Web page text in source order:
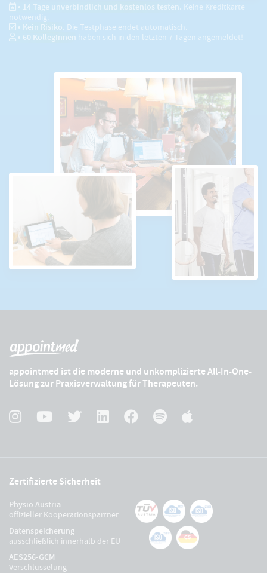
• 14 Tage unverbindlich und kostenlos testen. Keine Kreditkarte
notwendig.
• Kein Risiko. Die Testphase endet automatisch.
• 60 KollegInnen haben sich in den letzten 7 Tagen angemeldet!
appointmed ist die moderne und unkomplizierte All-In-One-
Lösung zur Praxisverwaltung für Therapeuten.
Zertifizierte Sicherheit
Physio Austria
offizieller Kooperationspartner
Datenspeicherung
ausschließlich innerhalb der EU
AES256-GCM
Verschlüsselung